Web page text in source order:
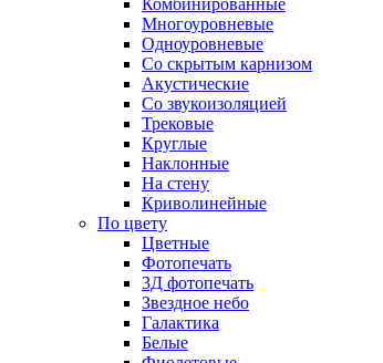
Комбинированные
Многоуровневые
Одноуровневые
Со скрытым карнизом
Акустические
Со звукоизоляцией
Трековые
Круглые
Наклонные
На стену
Криволинейные
По цвету
Цветные
Фотопечать
3Д фотопечать
Звездное небо
Галактика
Белые